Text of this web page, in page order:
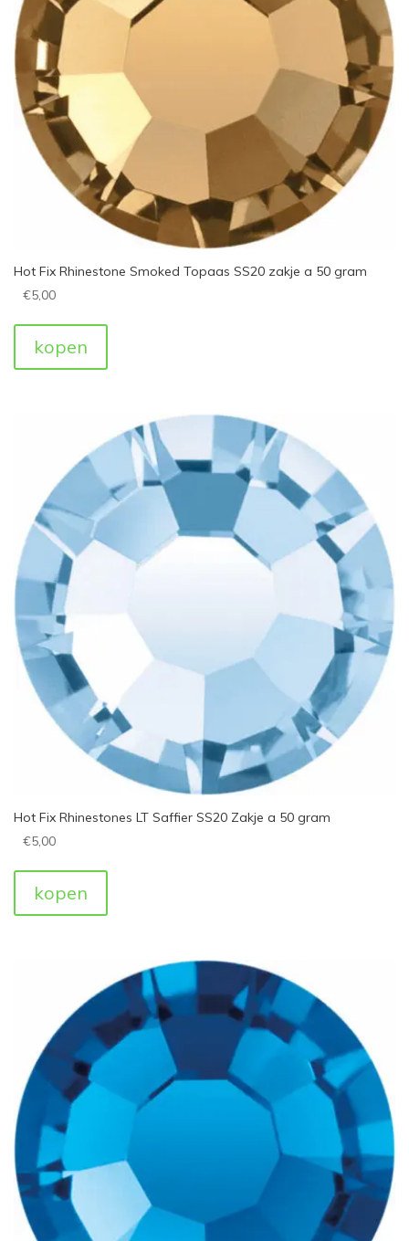
Hot Fix Rhinestone Smoked Topaas SS20 zakje a 50 gram
€5,00
kopen
Hot Fix Rhinestones LT Saffier SS20 Zakje a 50 gram
€5,00
kopen